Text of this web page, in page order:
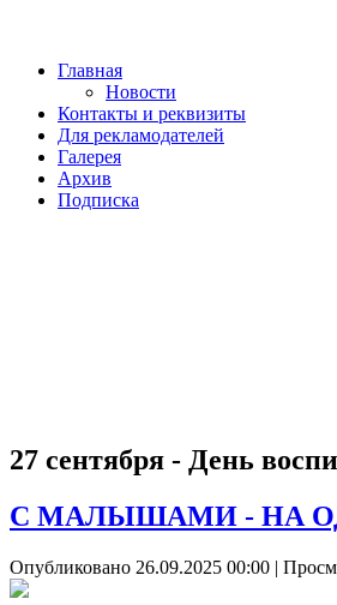
Главная
Новости
Контакты и реквизиты
Для рекламодателей
Галерея
Архив
Подписка
27 сентября - День
С МАЛЫШАМИ - НА
Опубликовано 26.09.2025 00:00 |